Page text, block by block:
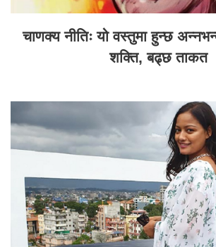
चाणक्य नीतिः यो वस्तुमा हुन्छ
शक्ति, बढ्छ ताकत